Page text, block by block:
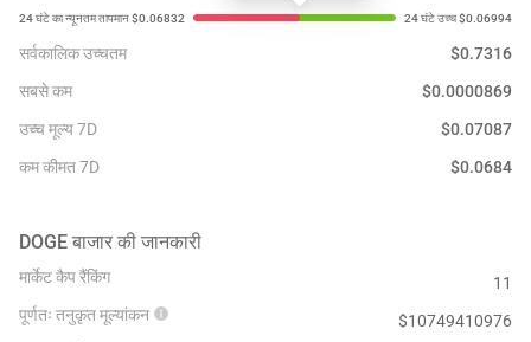
सर्वकालिक उच्चतम $0.7316
सबसे कम
$0.0000869
उच्च मूल्य 7D
$0.07087
कम कीमत 7D
$0.0684
DOGE बाजार की जानकारी
मार्केट कैप रैंकिंग
11
पूर्णतः तनुकृत मूल्यांकन
$10749410976